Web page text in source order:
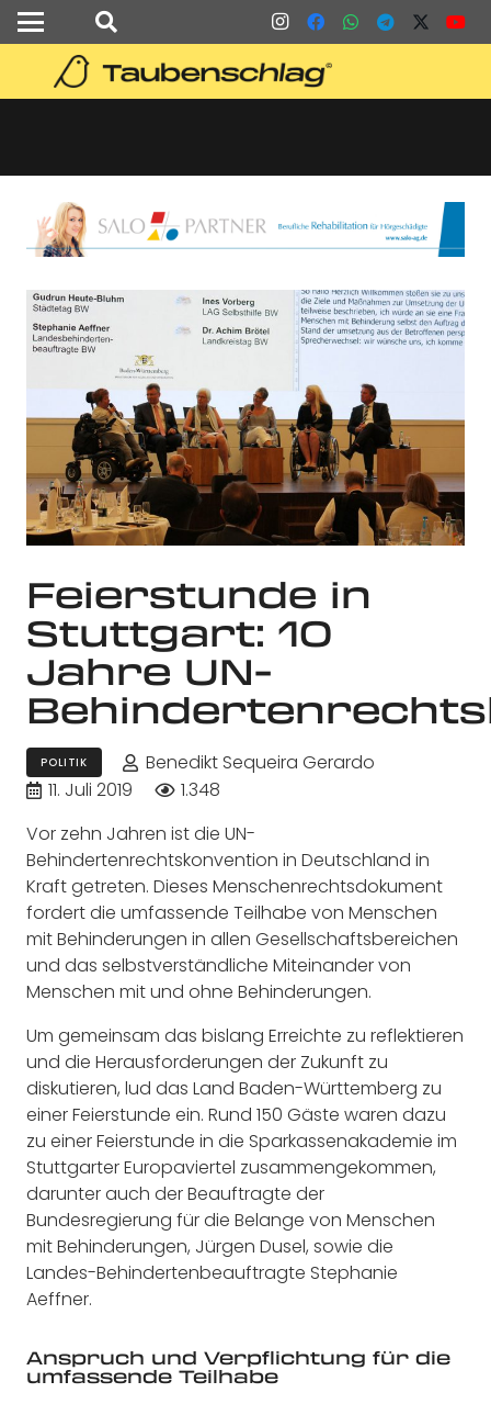
Feierstunde in
Stuttgart: 10
Jahre UN-
POLITIK
Benedikt Sequeira Gerardo
11. Juli 2019
1.348
Vor zehn Jahren ist die UN-
Behindertenrechtskonvention in Deutschland in
Kraft getreten. Dieses Menschenrechtsdokument
fordert die umfassende Teilhabe von Menschen
mit Behinderungen in allen Gesellschaftsbereichen
und das selbstverständliche Miteinander von
Menschen mit und ohne Behinderungen.
Um gemeinsam das bislang Erreichte zu reflektieren
und die Herausforderungen der Zukunft zu
diskutieren, lud das Land Baden-Württemberg zu
einer Feierstunde ein. Rund 150 Gäste waren dazu
zu einer Feierstunde in die Sparkassenakademie im
Stuttgarter Europaviertel zusammengekommen,
darunter auch der Beauftragte der
Bundesregierung für die Belange von Menschen
mit Behinderungen, Jürgen Dusel, sowie die
Landes-Behindertenbeauftragte Stephanie
Aeffner.
Anspruch und Verpflichtung für die
umfassende Teilhabe